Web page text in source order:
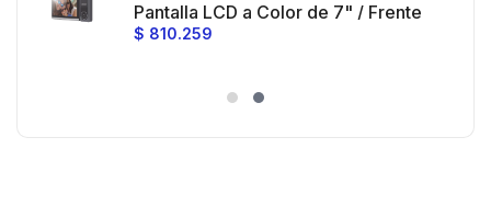
Pantalla LCD a Color de 7" / Frente
de Calle para Exterior de
)130° de Visión (Gran Angular)
$ 810.259